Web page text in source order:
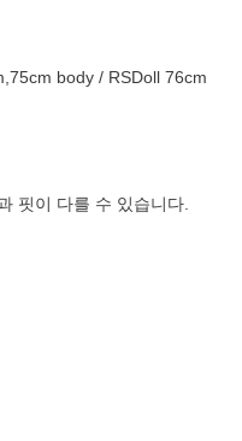
body / RSDoll 76cm
핏이 다를 수 있습니다.